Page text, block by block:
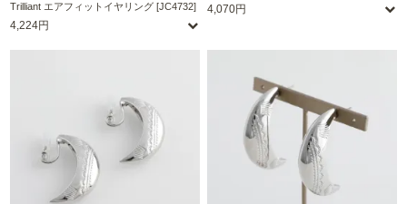
Trilliant エアフィットイヤリング [JC4732]
4,224円
4,070円